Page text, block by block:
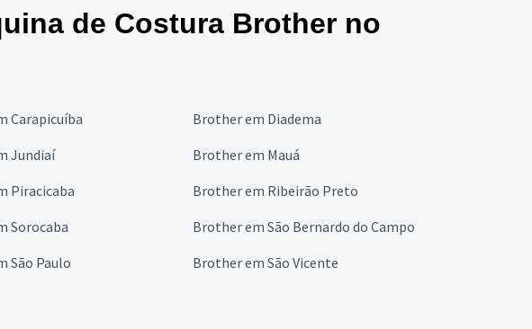
de Costura Brother no
Carapicuíba
Brother em Diadema
Jundiaí
Brother em Mauá
Piracicaba
Brother em Ribeirão Preto
Sorocaba
Brother em São Bernardo do Campo
São Paulo Brother em São Vicente